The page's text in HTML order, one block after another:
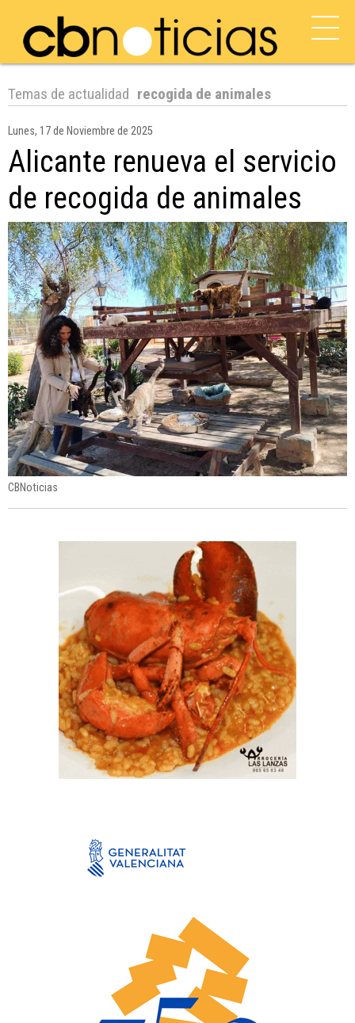
Temas de actualidad recogida de animales
Lunes, 17 de Noviembre de 2025
Alicante renueva el servicio
de recogida de animales
CBNoticias